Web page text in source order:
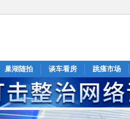
巢湖随拍 谈车看房 跳瘙市场